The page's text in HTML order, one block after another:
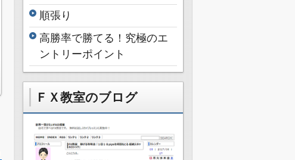
順張り
高勝率で勝てる！究極のエ
ントリーポイント
ＦＸ教室のブログ